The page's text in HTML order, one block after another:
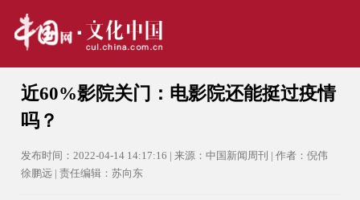
近60%影院关门：电影院还能挺过疫情
吗？
发布时间：2022-04-14 14:17:16 | 来源：中国新闻周刊 | 作者：倪伟
徐鹏远 | 责任编辑：苏向东